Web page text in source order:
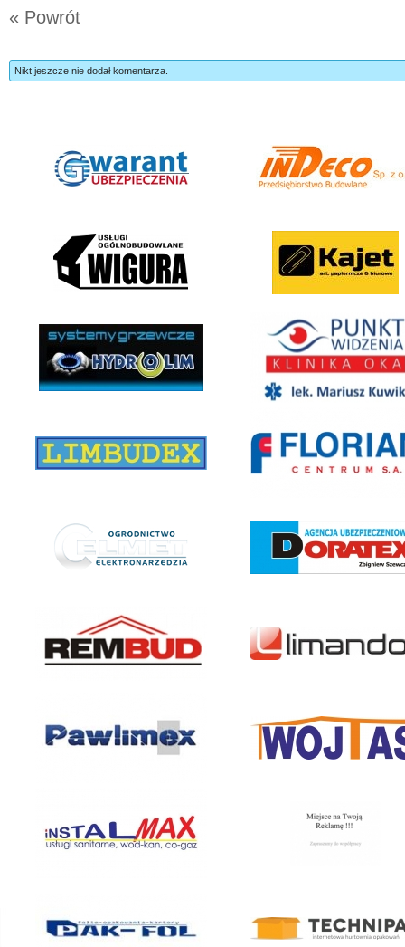
« Powrót
Nikt jeszcze nie dodał komentarza.